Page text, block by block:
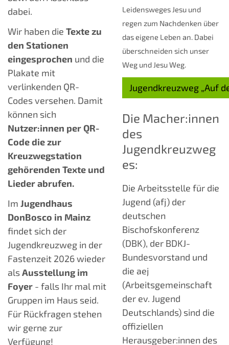
dabei.
Wir haben die Texte zu
den Stationen
eingesprochen und die
Plakate mit
verlinkenden QR-
Codes versehen. Damit
können sich
Nutzer:innen per QR-
Code die zur
Kreuzwegstation
gehörenden Texte und
Lieder abrufen.
Im Jugendhaus
DonBosco in Mainz
findet sich der
Jugendkreuzweg in der
Fastenzeit 2026 wieder
alsAusstellung im
Foyer - falls Ihr mal mit
Gruppen im Haus seid.
Für Rückfragen stehen
wir gerne zur
Verfügung!
Leidensweges Jesu und
regen zum Nachdenken über
das eigene Leben an. Dabei
überschneiden sich unser
Weg und Jesu Weg.
Jugendkreuzweg „Auf
Die Macher:innen
des
Jugendkreuzweg
es:
Die Arbeitsstelle für die
Jugend (afj) der
deutschen
Bischofskonferenz
(DBK), der BDKJ-
Bundesvorstand und
die aej
(Arbeitsgemeinschaft
der ev. Jugend
Deutschlands) sind die
offiziellen
Herausgeber:innen des